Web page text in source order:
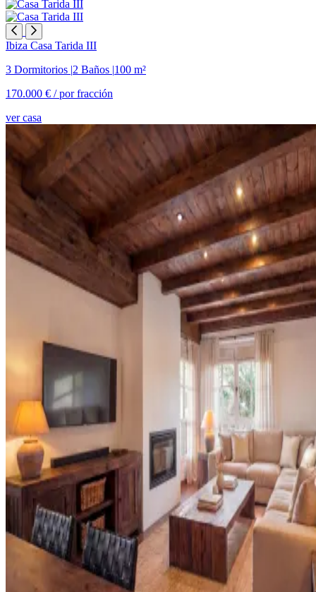
Ibiza Casa Tarida III
3 Dormitorios |2 Baños |100 m²
170.000 € /por fracción
ver casa